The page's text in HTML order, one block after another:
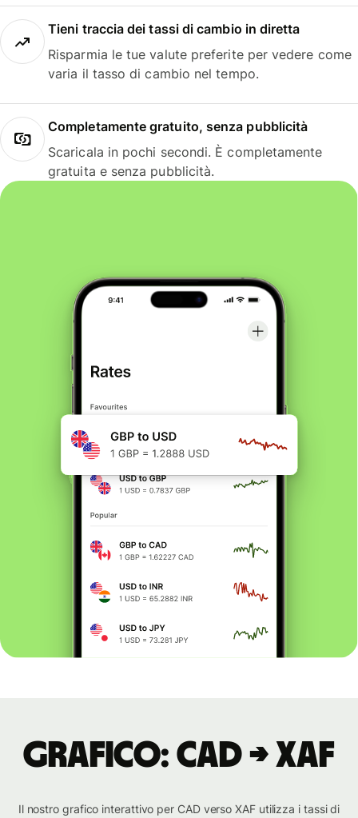
Tieni traccia dei tassi di cambio in diretta
Risparmia le tue valute preferite per vedere come
varia il tasso di cambio nel tempo.
Completamente gratuito, senza pubblicità
Scaricala in pochi secondi. È completamente
gratuita e senza pubblicità.
Grafico: CAD → XAF
Il nostro grafico interattivo per CAD verso XAF utilizza i tassi di